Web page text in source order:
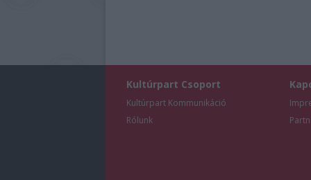
Kultúrpart Csoport
Kultúrpart Kommunikáció
Rólunk